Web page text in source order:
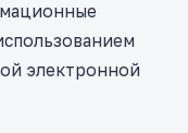
электронной